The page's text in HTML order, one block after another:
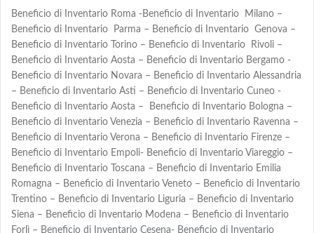
Beneficio di Inventario Roma -Beneficio di Inventario Milano –
Beneficio di Inventario Parma – Beneficio di Inventario Genova –
Beneficio di Inventario Torino – Beneficio di Inventario Rivoli –
Beneficio di Inventario Aosta – Beneficio di Inventario Bergamo -
Beneficio di Inventario Novara – Beneficio di Inventario Alessandria
– Beneficio di Inventario Asti – Beneficio di Inventario Cuneo -
Beneficio di Inventario Aosta – Beneficio di Inventario Bologna –
Beneficio di Inventario Venezia – Beneficio di Inventario Ravenna –
Beneficio di Inventario Verona – Beneficio di Inventario Firenze –
Beneficio di Inventario Empoli- Beneficio di Inventario Viareggio –
Beneficio di Inventario Toscana – Beneficio di Inventario Emilia
Romagna – Beneficio di Inventario Veneto – Beneficio di Inventario
Trentino – Beneficio di Inventario Liguria – Beneficio di Inventario
Siena – Beneficio di Inventario Modena – Beneficio di Inventario
Forlì – Beneficio di Inventario Cesena- Beneficio di Inventario